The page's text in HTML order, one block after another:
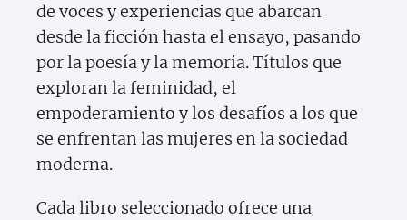
de voces y experiencias que abarcan
desde la ficción hasta el ensayo, pasando
por la poesía y la memoria. Títulos que
exploran la feminidad, el
empoderamiento y los desafíos a los que
se enfrentan las mujeres en la sociedad
moderna.
Cada libro seleccionado ofrece una